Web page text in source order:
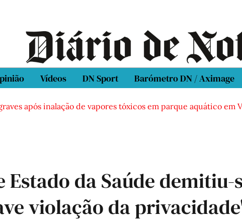
Vídeos DN Sport Barómetro DN / Aximage
após inalação de vapores tóxicos em parque aquático em
Estado da Saúde demitiu-
violação da